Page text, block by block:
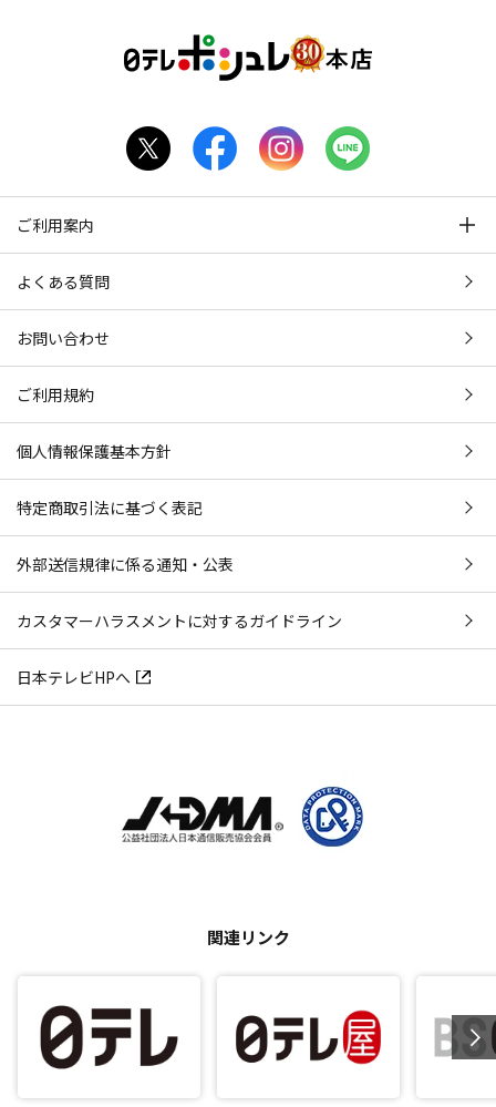
ご利用案内
よくある質問
お問い合わせ
ご利用規約
個人情報保護基本方針
特定商取引法に基づく表記
外部送信規律に係る通知・公表
カスタマーハラスメントに対するガイドライン
日本テレビHPへ
関連リンク